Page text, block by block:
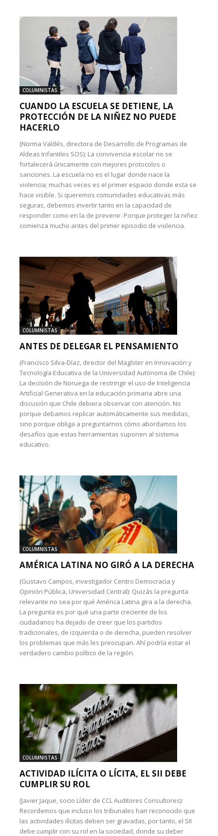
COLUMNISTAS
CUANDO LA ESCUELA SE DETIENE, LA
PROTECCIÓN DE LA NIÑEZ NO PUEDE
HACERLO
(Norma Valdés, directora de Desarrollo de Programas de
Aldeas Infantiles SOS): La convivencia escolar no se
fortalecerá únicamente con mejores protocolos o
sanciones. La escuela no es el lugar donde nace la
violencia; muchas veces es el primer espacio donde esta se
hace visible. Si queremos comunidades educativas más
seguras, debemos invertir tanto en la capacidad de
responder como en la de prevenir. Porque proteger la niñez
comienza mucho antes del primer episodio de violencia.
COLUMNISTAS
ANTES DE DELEGAR EL PENSAMIENTO
(Francisco Silva-Díaz, director del Magíster en Innovación y
Tecnología Educativa de la Universidad Autónoma de Chile):
La decisión de Noruega de restringir el uso de Inteligencia
Artificial Generativa en la educación primaria abre una
discusión que Chile debiera observar con atención. No
porque debamos replicar automáticamente sus medidas,
sino porque obliga a preguntarnos cómo abordamos los
desafíos que estas herramientas suponen al sistema
educativo.
COLUMNISTAS
AMÉRICA LATINA NO GIRÓ A LA DERECHA
(Gustavo Campos, investigador Centro Democracia y
Opinión Pública, Universidad Central): Quizás la pregunta
relevante no sea por qué América Latina gira a la derecha.
La pregunta es por qué una parte creciente de los
ciudadanos ha dejado de creer que los partidos
tradicionales, de izquierda o de derecha, pueden resolver
los problemas que más les preocupan. Ahí podría estar el
verdadero cambio político de la región.
COLUMNISTAS
ACTIVIDAD ILÍCITA O LÍCITA, EL SII DEBE
CUMPLIR SU ROL
(Javier Jaque, socio Líder de CCL Auditores Consultores):
Recordemos que incluso los tribunales han reconocido que
las actividades ilícitas deben ser gravadas, por tanto, el SII
debe cumplir con su rol en la sociedad, donde su deber